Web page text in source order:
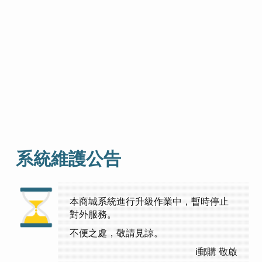
系統維護公告
本商城系統進行升級作業中，暫時停止
對外服務。
不便之處，敬請見諒。
i郵購 敬啟